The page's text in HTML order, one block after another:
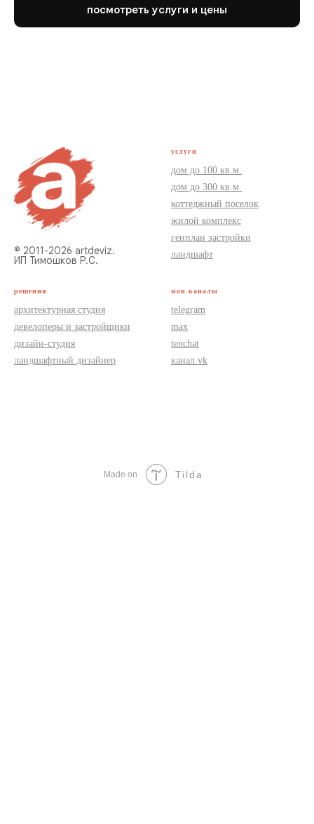
посмотреть услуги и цены
© 2011-2026 artdeviz.
ИП Тимошков Р.С.
услуги
дом до 100 кв.м.
дом до 300 кв.м.
коттеджный поселок
жилой комплекс
генплан застройки
ландшафт
решения
архитектурная студия
девелоперы и застройщики
дизайн-студия
ландшафтный дизайнер
мои каналы
telegram
max
tenchat
канал vk
Made on Tilda